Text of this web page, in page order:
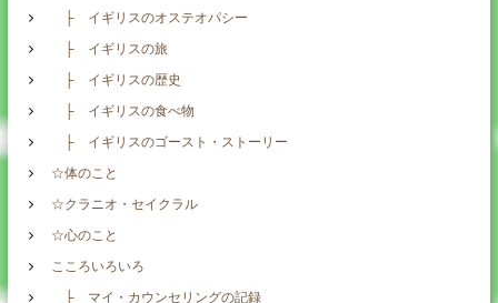
├ イギリスのオステオパシー
├ イギリスの旅
├ イギリスの歴史
├ イギリスの食べ物
├ イギリスのゴースト・ストーリー
☆体のこと
☆クラニオ・セイクラル
☆心のこと
こころいろいろ
├ マイ・カウンセリングの記録